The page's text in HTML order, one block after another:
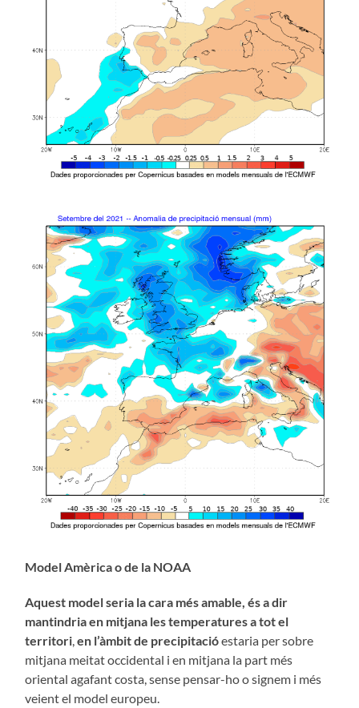
Model Amèrica o de la NOAA
Aquest model seria la cara més amable, és a dir
mantindria en mitjana les temperaturesa tot el
territori ,en l’àmbit de precipitacióestaria per sobre
mitjana meitat occidental i en mitjana la part més
oriental agafant costa, sense pensar-ho o signem i més
veient el model europeu.